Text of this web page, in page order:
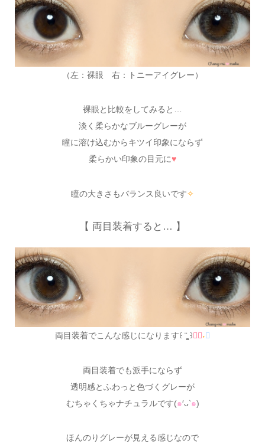
（左：裸眼 右：トニーアイグレー）
裸眼と比較をしてみると…
淡く柔らかなブルーグレーが
瞳に溶け込むからキツイ印象にならず
柔らかい印象の目元に♥
瞳の大きさもバランス良いです✧
【 両目装着すると… 】
両目装着でこんな感じになります꒰ ¨̮͚ ꒱♪ْ˖⋆
両目装着でも派手にならず
透明感とふわっと色づくグレーが
むちゃくちゃナチュラルです(๑′ᴗ‵๑)
ほんのりグレーが見える感じなので